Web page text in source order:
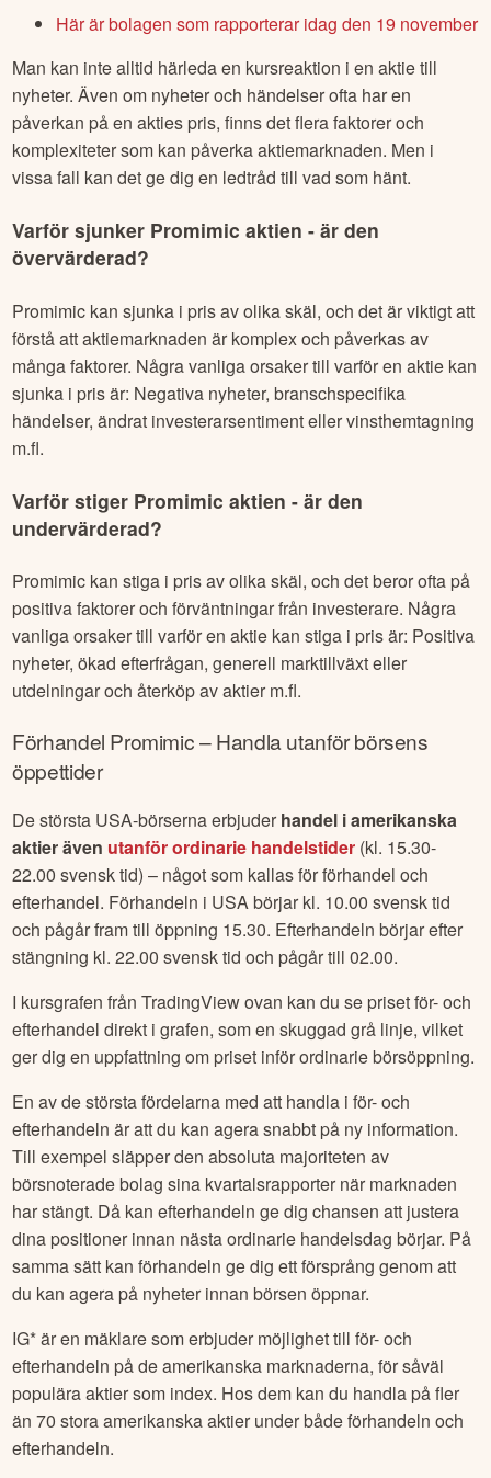
Här är bolagen som rapporterar idag den 19 november
Man kan inte alltid härleda en kursreaktion i en aktie till
nyheter. Även om nyheter och händelser ofta har en
påverkan på en akties pris, finns det flera faktorer och
komplexiteter som kan påverka aktiemarknaden. Men i
vissa fall kan det ge dig en ledtråd till vad som hänt.
Varför sjunker Promimic aktien - är den
övervärderad?
Promimic kan sjunka i pris av olika skäl, och det är viktigt att
förstå att aktiemarknaden är komplex och påverkas av
många faktorer. Några vanliga orsaker till varför en aktie kan
sjunka i pris är: Negativa nyheter, branschspecifika
händelser, ändrat investerarsentiment eller vinsthemtagning
m.fl.
Varför stiger Promimic aktien - är den
undervärderad?
Promimic kan stiga i pris av olika skäl, och det beror ofta på
positiva faktorer och förväntningar från investerare. Några
vanliga orsaker till varför en aktie kan stiga i pris är: Positiva
nyheter, ökad efterfrågan, generell marktillväxt eller
utdelningar och återköp av aktier m.fl.
Förhandel Promimic– Handla utanför börsens
öppettider
De största USA-börserna erbjuder handel i amerikanska
aktier även utanför ordinarie handelstider (kl. 15.30-
22.00 svensk tid) – något som kallas för förhandel och
efterhandel. Förhandeln i USA börjar kl. 10.00 svensk tid
och pågår fram till öppning 15.30. Efterhandeln börjar efter
stängning kl. 22.00 svensk tid och pågår till 02.00.
I kursgrafen från TradingView ovan kan du se priset för- och
efterhandel direkt i grafen, som en skuggad grå linje, vilket
ger dig en uppfattning om priset inför ordinarie börsöppning.
En av de största fördelarna med att handla i för- och
efterhandeln är att du kan agera snabbt på ny information.
Till exempel släpper den absoluta majoriteten av
börsnoterade bolag sina kvartalsrapporter när marknaden
har stängt. Då kan efterhandeln ge dig chansen att justera
dina positioner innan nästa ordinarie handelsdag börjar. På
samma sätt kan förhandeln ge dig ett försprång genom att
du kan agera på nyheter innan börsen öppnar.
IG* är en mäklare som erbjuder möjlighet till för- och
efterhandeln på de amerikanska marknaderna, för såväl
populära aktier som index. Hos dem kan du handla på fler
än 70 stora amerikanska aktier under både förhandeln och
efterhandeln.